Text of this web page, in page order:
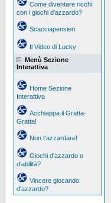
Come diventare ricchi
con i giochi d'azzardo?
Scacciapensieri
Il Video di Lucky
Menù Sezione
Interattiva
Home Sezione
Interattiva
Acchiappa il Gratta-
Gratta!
Non t'azzardare!
Giochi d'azzardo o
d'abilità?
Vincere giocando
d'azzardo?